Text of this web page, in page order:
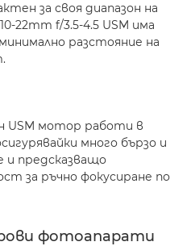
за своя диапазон на
22mm f/3.5-4.5 USM има
разстояние на
USM мотор работи в
много бързо и
и предсказващо
за ръчно фокусиране по
фотоапарати